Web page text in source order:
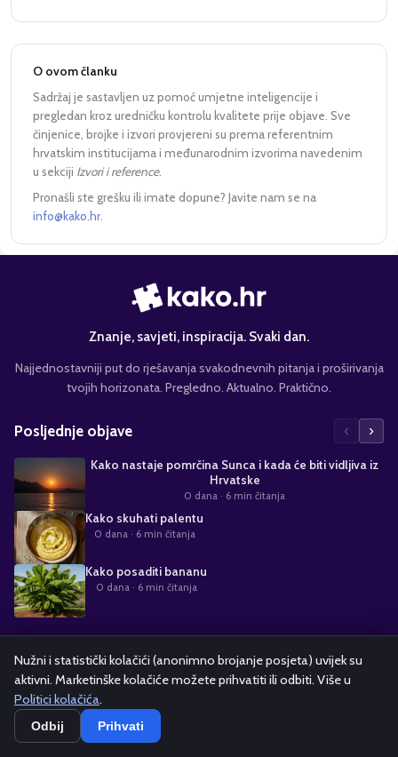
O ovom članku
Sadržaj je sastavljen uz pomoć umjetne inteligencije i
pregledan kroz uredničku kontrolu kvalitete prije objave. Sve
činjenice, brojke i izvori provjereni su prema referentnim
hrvatskim institucijama i međunarodnim izvorima navedenim
u sekciji Izvori i reference.
Pronašli ste grešku ili imate dopune? Javite nam se na
info@kako.hr
Znanje, savjeti, inspiracija. Svaki dan.
Najjednostavniji put do rješavanja svakodnevnih pitanja i proširivanja
tvojih horizonata. Pregledno. Aktualno. Praktično.
Posljednje objave ‹ ›
Kako nastaje pomrčina Sunca i kada će biti vidljiva iz
Hrvatske
0 dana · 6 min čitanja
Kako skuhati palentu
0 dana · 6 min čitanja
Kako posaditi bananu
0 dana · 6 min čitanja
Alati i kalkulatori OglašavanjePolitika kolačićaPravila privatnosti
Copyright © 2026
Nužni i statistički kolačići (anonimno brojanje posjeta) uvijek su
aktivni. Marketinške kolačiće možete prihvatiti ili odbiti. Više u
Politici kolačića.
Odbij Prihvati